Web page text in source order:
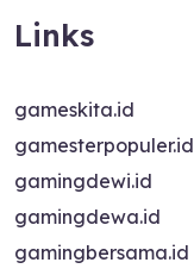
Links
gameskita.id
gamesterpopuler.id
gamingdewi.id
gamingdewa.id
gamingbersama.id